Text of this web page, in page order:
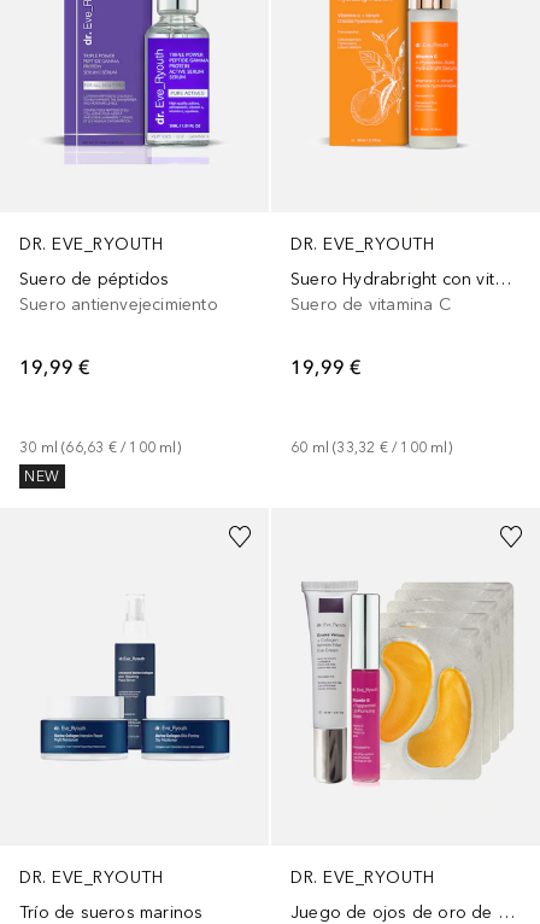
DR. EVE_RYOUTH
Suero de péptidos
Suero antienvejecimiento
19,99 €
30 ml (66,63 € / 100 ml )
NEW
DR. EVE_RYOUTH
Suero Hydrabright con vitamina C y ácido hialurónico
Suero de vitamina C
19,99 €
60 ml (33,32 € / 100 ml )
DR. EVE_RYOUTH
Trío de sueros marinos
DR. EVE_RYOUTH
Juego de ojos de oro de 24 quilates